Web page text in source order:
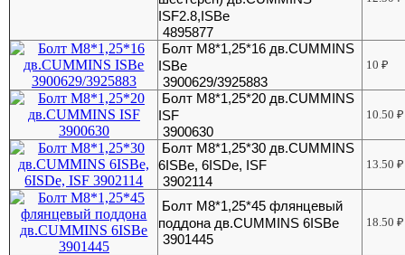
ISF2.8,ISBe
4895877
Болт М8*1,25*16 дв.CUMMINS
ISBe
3900629/3925883
10₽
Болт М8*1,25*20 дв.CUMMINS
ISF
3900630
10.50₽
Болт М8*1,25*30 дв.CUMMINS
6ISBe, 6ISDe, ISF
3902114
13.50₽
Болт М8*1,25*45 флянцевый
поддона дв.CUMMINS 6ISBe
3901445
18.50₽